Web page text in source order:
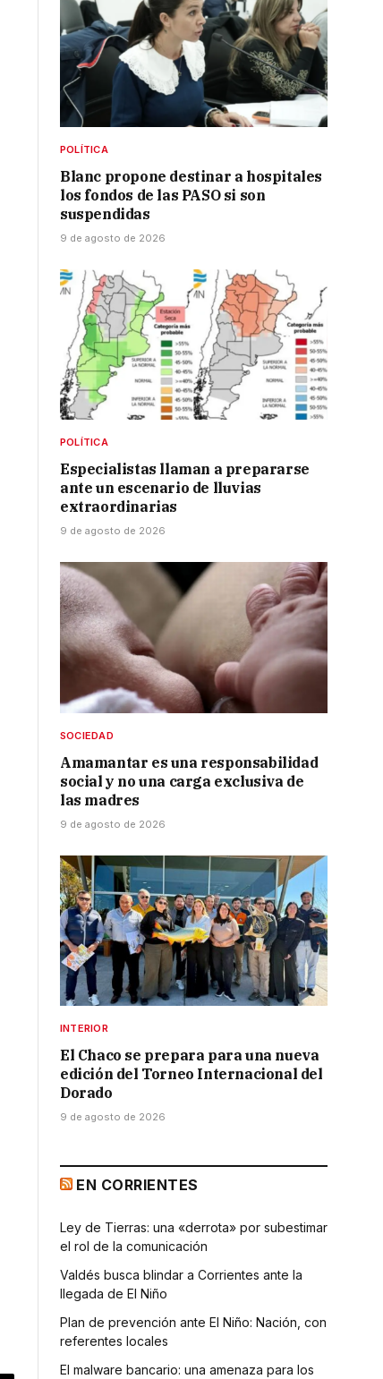
POLÍTICA
Blanc propone destinar a hospitales
los fondos de las PASO si son
suspendidas
9 de agosto de 2026
POLÍTICA
Especialistas llaman a prepararse
ante un escenario de lluvias
extraordinarias
9 de agosto de 2026
SOCIEDAD
Amamantar es una responsabilidad
social y no una carga exclusiva de
las madres
9 de agosto de 2026
INTERIOR
El Chaco se prepara para una nueva
edición del Torneo Internacional del
Dorado
9 de agosto de 2026
EN CORRIENTES
Ley de Tierras: una «derrota» por subestimar
el rol de la comunicación
Valdés busca blindar a Corrientes ante la
llegada de El Niño
Plan de prevención ante El Niño: Nación, con
referentes locales
El malware bancario: una amenaza para los